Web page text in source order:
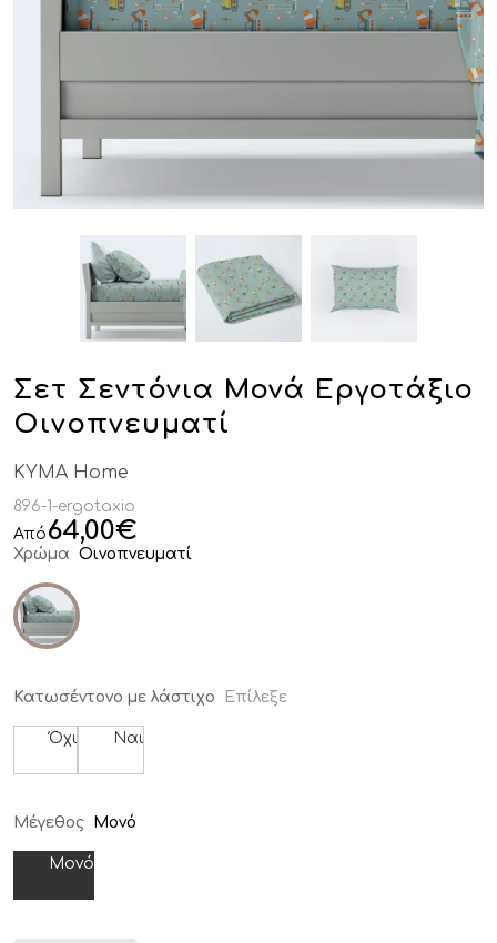
Σετ Σεντόνια Μονά Εργοτάξιο
Οινοπνευματί
KYMA Home
896-1-ergotaxio
Από 64,00€
Χρώμα Οινοπνευματί
Κατωσέντονο με λάστιχο Επίλεξε
Όχι Ναι
Μέγεθος Μονό
Μονό